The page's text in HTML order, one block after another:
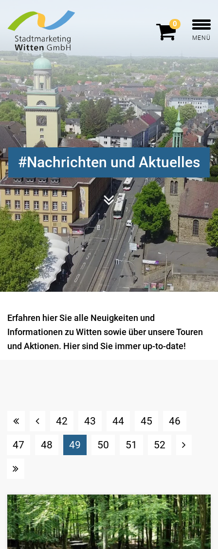
0
MENÜ
Nachrichten und Aktuelles
Erfahren hier Sie alle Neuigkeiten und
Informationen zu Witten sowie über unsere Touren
und Aktionen. Hier sind Sie immer up-to-date!
42 43 44 45
46
47
48 49 (Standort)
50 51 52